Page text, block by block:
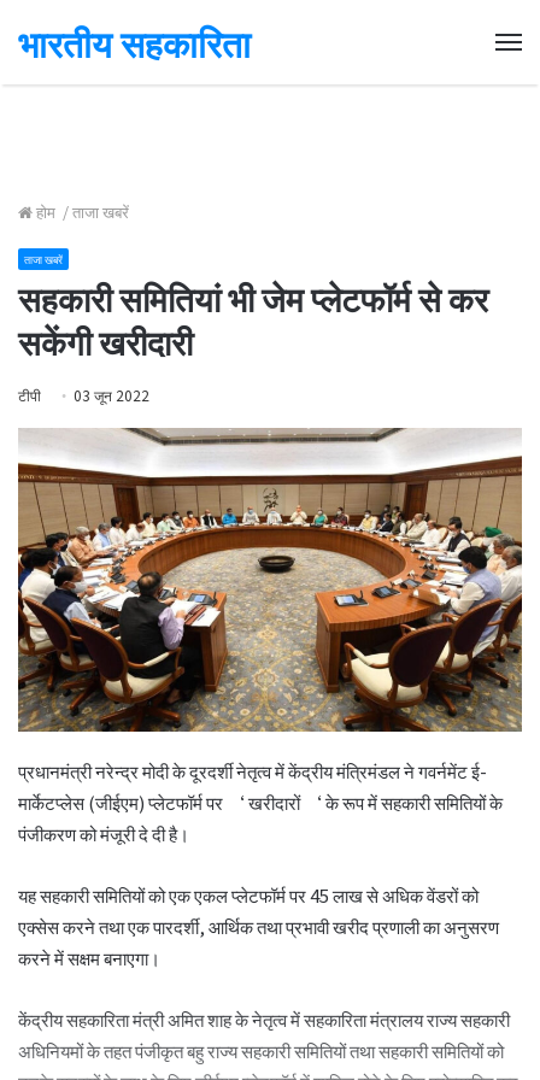
भारतीय सहकारिता
होम /ताजा खबरें
ताजा खबरें
सहकारी समितियां भी जेम प्लेटफॉर्म से कर
सकेंगी खरीदारी
टीपी 03 जून 2022
प्रधानमंत्री नरेन्द्र मोदी के दूरदर्शी नेतृत्व में केंद्रीय मंत्रिमंडल ने गवर्नमेंट ई-
मार्केटप्लेस (जीईएम) प्लेटफॉर्म पर ‘ खरीदारों ‘ के रूप में सहकारी समितियों के
पंजीकरण को मंजूरी दे दी है।
यह सहकारी समितियों को एक एकल प्लेटफॉर्म पर 45 लाख से अधिक वेंडरों को
एक्सेस करने तथा एक पारदर्शी, आर्थिक तथा प्रभावी खरीद प्रणाली का अनुसरण
करने में सक्षम बनाएगा।
केंद्रीय सहकारिता मंत्री अमित शाह के नेतृत्व में सहकारिता मंत्रालय राज्य सहकारी
अधिनियमों के तहत पंजीकृत बहु राज्य सहकारी समितियों तथा सहकारी समितियों को